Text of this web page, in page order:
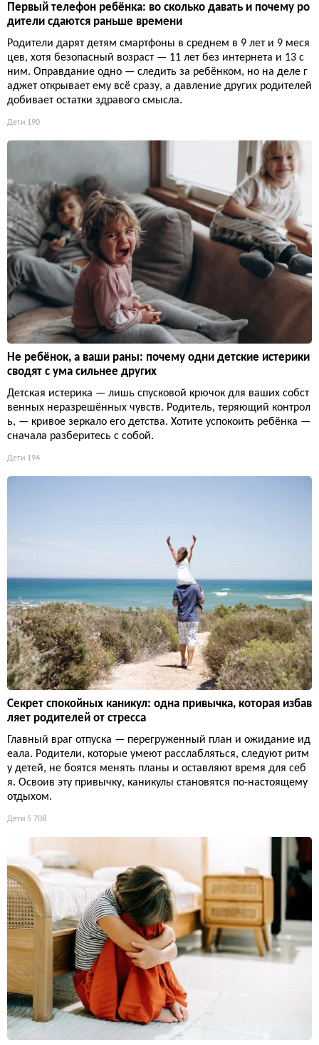
Первый телефон ребёнка: во сколько давать и почему ро
дители сдаются раньше времени
Родители дарят детям смартфоны в среднем в 9 лет и 9 меся
цев, хотя безопасный возраст — 11 лет без интернета и 13 с
ним. Оправдание одно — следить за ребёнком, но на деле г
аджет открывает ему всё сразу, а давление других родителей
добивает остатки здравого смысла.
Дети 190
Не ребёнок, а ваши раны: почему одни детские истерики
сводят с ума сильнее других
Детская истерика — лишь спусковой крючок для ваших собст
венных неразрешённых чувств. Родитель, теряющий контрол
ь, — кривое зеркало его детства. Хотите успокоить ребёнка —
сначала разберитесь с собой.
Дети 194
Секрет спокойных каникул: одна привычка, которая избав
ляет родителей от стресса
Главный враг отпуска — перегруженный план и ожидание ид
еала. Родители, которые умеют расслабляться, следуют ритм
у детей, не боятся менять планы и оставляют время для себ
я. Освоив эту привычку, каникулы становятся по-настоящему
отдыхом.
Дети 5 708